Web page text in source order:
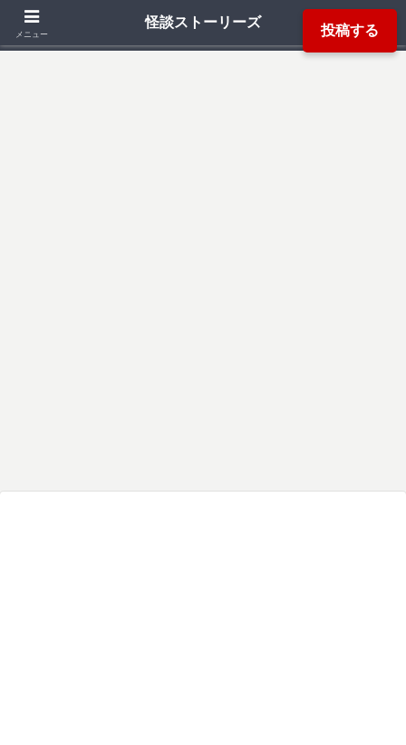
投稿する
「死ぬ程洒落にならない怖い話」「本当にあった怖い話」「都市伝説」などか
メニュー
怪談ストーリーズ
検索